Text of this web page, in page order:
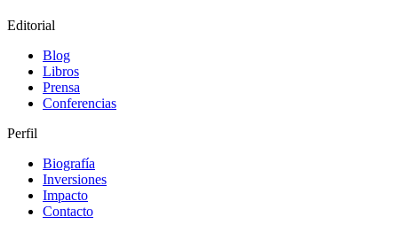
Editorial
Blog
Libros
Prensa
Conferencias
Perfil
Biografía
Inversiones
Impacto
Contacto